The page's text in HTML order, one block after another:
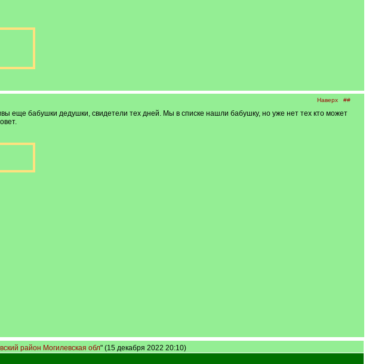
Наверх ##
еще бабушки дедушки, свидетели тех дней. Мы в списке нашли бабушку, но уже нет тех кто может
район Могилевская обл" (15 декабря 2022 20:10)